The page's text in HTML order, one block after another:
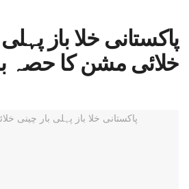
پاکستانی خلا باز
خلائی مشن کا حصہ